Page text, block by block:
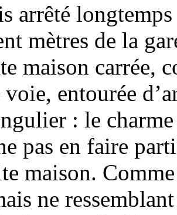
arrêté
mètres de la
maison carrée,
entourée
: le
pas en faire
maison.
ne